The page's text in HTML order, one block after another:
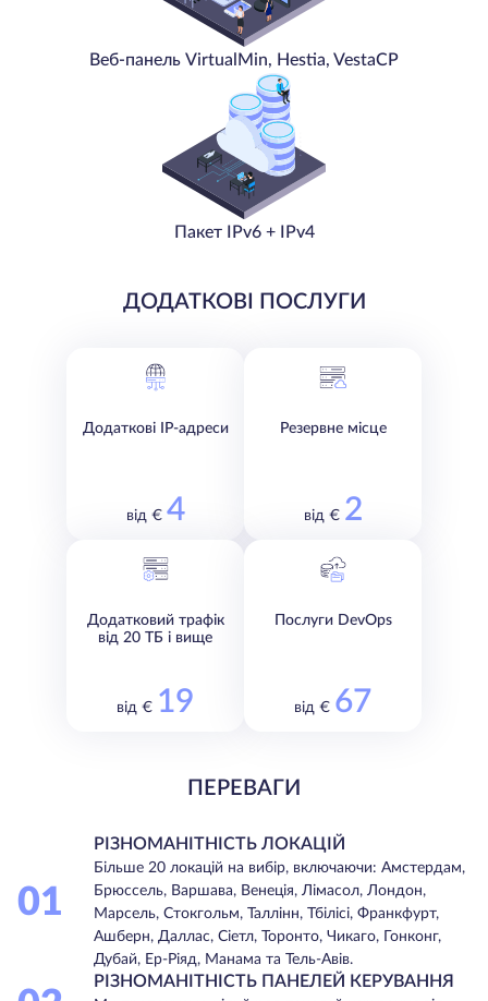
Веб-панель VirtualMin, Hestia, VestaCP
Пакет IPv6 + IPv4
ДОДАТКОВІ ПОСЛУГИ
Додаткові IP-адреси
від € 4
Резервне місце
від € 2
Додатковий трафік
від 20 ТБ і вище
від € 19
Послуги DevOps
від € 67
ПЕРЕВАГИ
01
РІЗНОМАНІТНІСТЬ ЛОКАЦІЙ
Більше 20 локацій на вибір, включаючи: Амстердам,
Брюссель, Варшава, Венеція, Лімасол, Лондон,
Марсель, Стокгольм, Таллінн, Тбілісі, Франкфурт,
Ашберн, Даллас, Сіетл, Торонто, Чикаго, Гонконг,
Дубай, Ер-Ріяд, Манама та Тель-Авів.
РІЗНОМАНІТНІСТЬ ПАНЕЛЕЙ КЕРУВАННЯ